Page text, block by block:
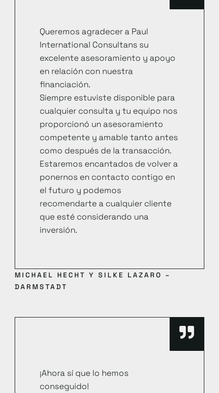
Queremos agradecer a Paul
International Consultans su
excelente asesoramiento y apoyo
en relación con nuestra
financiación.
Siempre estuviste disponible para
cualquier consulta y tu equipo nos
proporcionó un asesoramiento
competente y amable tanto antes
como después de la transacción.
Estaremos encantados de volver a
ponernos en contacto contigo en
el futuro y podemos
recomendarte a cualquier cliente
que esté considerando una
inversión.
MICHAEL HECHT Y SILKE LAZARO –
DARMSTADT
¡Ahora sí que lo hemos
conseguido!